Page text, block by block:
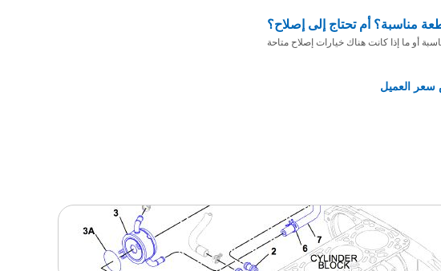
مناسبة؟ أم تحتاج إلى إصلاح؟
أو ما إذا كانت هناك خيارات إصلاح متاحة
العميل